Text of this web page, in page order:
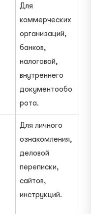
Для
коммерческих
организаций,
банков,
налоговой,
внутреннего
документообо
рота.
Для личного
ознакомления,
деловой
переписки,
сайтов,
инструкций.